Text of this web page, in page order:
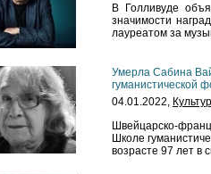
В Голливуде
значимости
лауреатом за
Умерла Сабина
гуманистической
04.01.2022,
Швейцарско-
Школе
возрасте 97 лет в